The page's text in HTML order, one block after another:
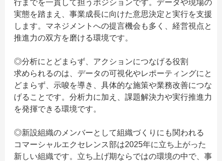
行までを一貫して担うポジションです。データや現場の
実態を踏まえ、事業成長に向けた意思決定と実行を支援
します。マネジメントへの提言機会も多く、経営視点と
推進力の双方を磨ける環境です。
◎分析にとどまらず、アクションにつなげる役割
求められるのは、データの可視化やレポーティングにと
どまらず、示唆を導き、具体的な施策や業務改善につな
げることです。分析力に加え、課題解決力や実行推進力
を発揮できる環境です。
◎新設組織のメンバーとして組織づくりにも関われる
コマーシャルエクセレンス部は2025年に立ち上がった
新しい組織です。立ち上げ期ならではの環境の中で、事